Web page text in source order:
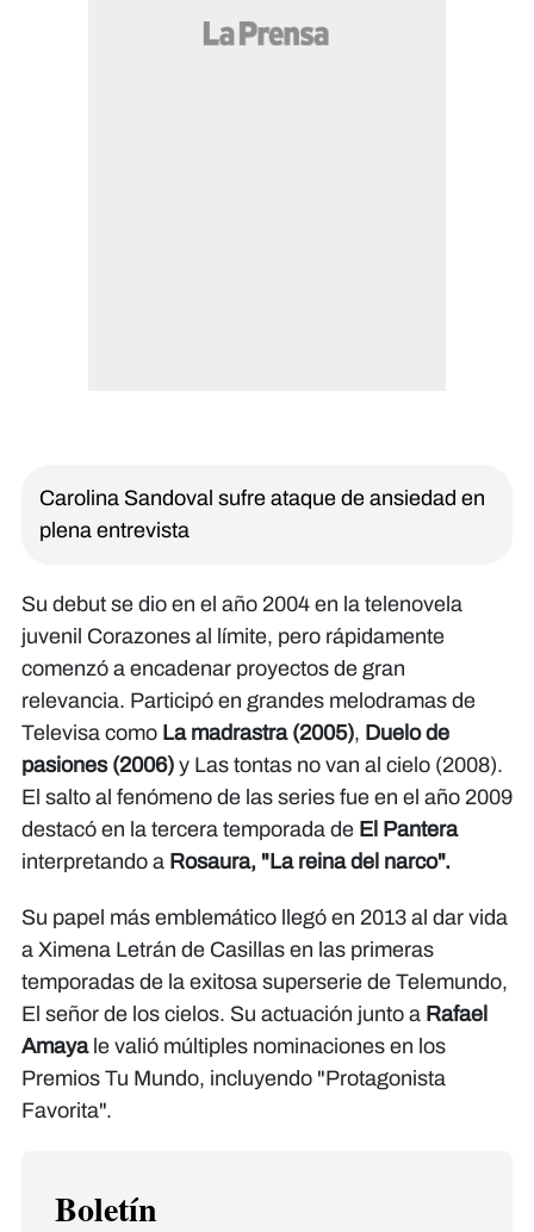
Carolina Sandoval sufre ataque de ansiedad en
plena entrevista
Su debut se dio en el año 2004 en la telenovela
juvenil Corazones al límite, pero rápidamente
comenzó a encadenar proyectos de gran
relevancia. Participó en grandes melodramas de
Televisa como La madrastra (2005), Duelo de
pasiones (2006) y Las tontas no van al cielo (2008).
El salto al fenómeno de las series fue en el año 2009
destacó en la tercera temporada de El Pantera
interpretando a Rosaura, "La reina del narco".
Su papel más emblemático llegó en 2013 al dar vida
a Ximena Letrán de Casillas en las primeras
temporadas de la exitosa superserie de Telemundo,
El señor de los cielos. Su actuación junto a Rafael
Amayale valió múltiples nominaciones en los
Premios Tu Mundo, incluyendo "Protagonista
Favorita".
Boletín